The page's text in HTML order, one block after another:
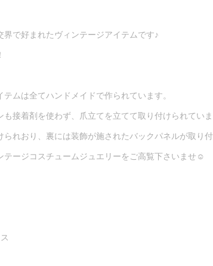
で好まれたヴィンテージアイテムです♪
ムは全てハンドメイドで作られています。
も接着剤を使わず、爪立てを立てて取り付けられてい
られおり、裏には装飾が施されたバックパネルが取り
テージコスチュームジュエリーをご高覧下さいませ☺